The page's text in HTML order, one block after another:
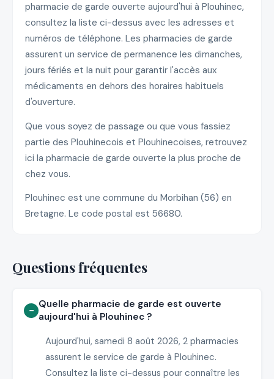
pharmacie de garde ouverte aujourd'hui à Plouhinec,
consultez la liste ci-dessus avec les adresses et
numéros de téléphone. Les pharmacies de garde
assurent un service de permanence les dimanches,
jours fériés et la nuit pour garantir l'accès aux
médicaments en dehors des horaires habituels
d'ouverture.
Que vous soyez de passage ou que vous fassiez
partie des Plouhinecois et Plouhinecoises, retrouvez
ici la pharmacie de garde ouverte la plus proche de
chez vous.
Plouhinec est une commune du Morbihan (56) en
Bretagne. Le code postal est 56680.
Questions fréquentes
Quelle pharmacie de garde est ouverte
aujourd'hui à Plouhinec ?
Aujourd'hui, samedi 8 août 2026, 2 pharmacies
assurent le service de garde à Plouhinec.
Consultez la liste ci-dessus pour connaître les